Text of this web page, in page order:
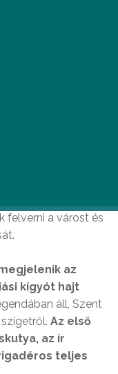
felverni a várost és
az
kígyót hajt
áll, Szent
Az első
az ír
teljes